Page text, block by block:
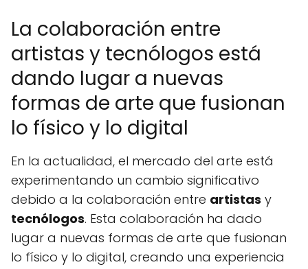
La colaboración entre
artistas y tecnólogos está
dando lugar a nuevas
formas de arte que fusionan
lo físico y lo digital
En la actualidad, el mercado del arte está
experimentando un cambio significativo
debido a la colaboración entre artistas y
tecnólogos. Esta colaboración ha dado
lugar a nuevas formas de arte que fusionan
lo físico y lo digital, creando una experiencia